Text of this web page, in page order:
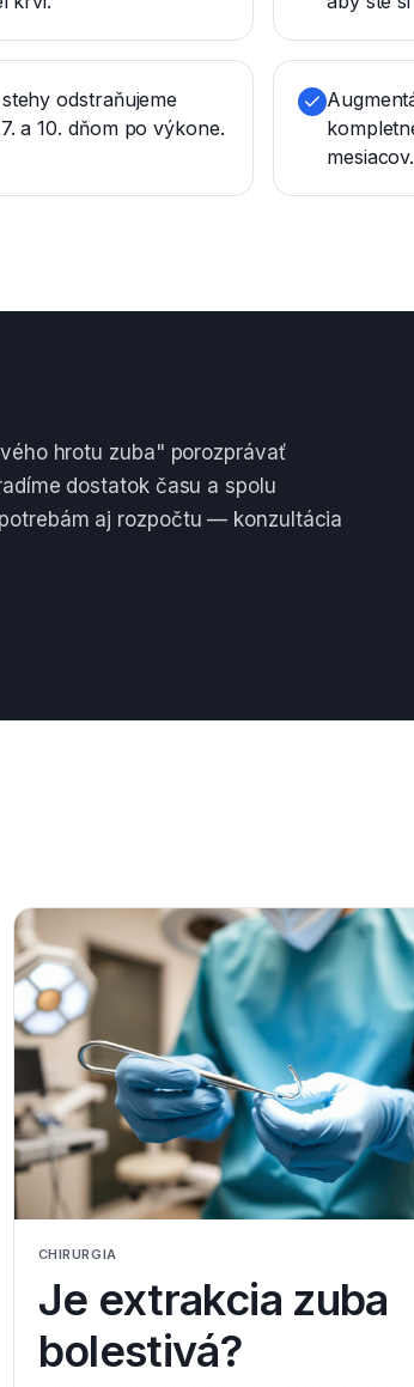
odstraňujeme
a 10. dňom po výkone.
mesiacov.
hrotu zuba" porozprávať
dostatok času a spolu
aj rozpočtu — konzultácia
CHIRURGIA
Je extrakcia zuba
bolestivá?